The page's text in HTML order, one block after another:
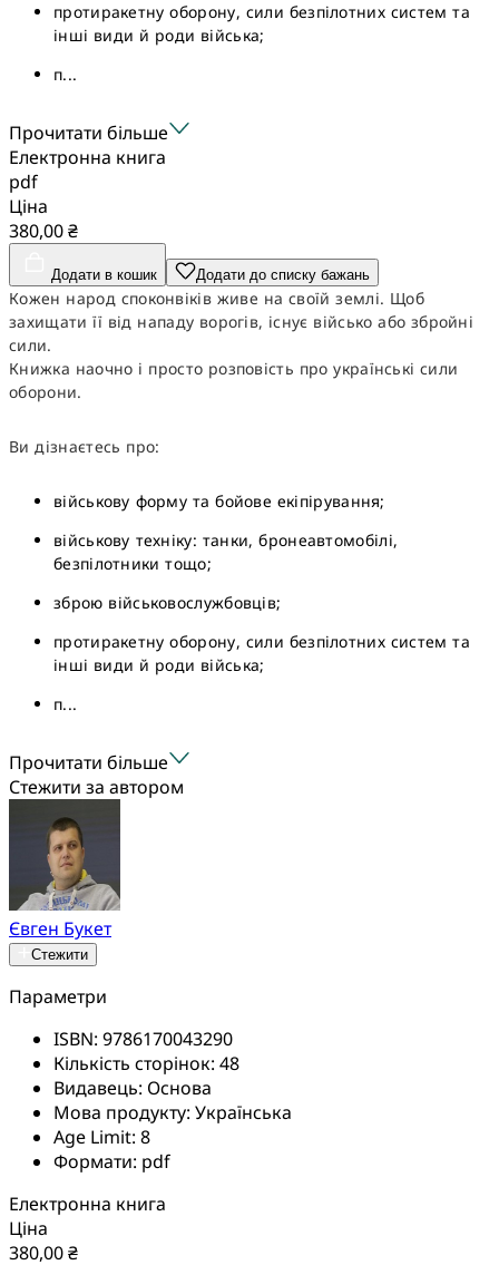
протиракетну оборону, сили безпілотних систем та
інші види й роди війська;
п...
Прочитати більше
Електронна книга
pdf
Ціна
380,00 ₴
Додати в кошик Додати до списку бажань
Кожен народ споконвіків живе на своїй землі. Щоб
захищати її від нападу ворогів, існує військо або збройні
сили.
Книжка наочно і просто розповість про українські сили
оборони.
Ви дізнаєтесь про:
військову форму та бойове екіпірування;
військову техніку: танки, бронеавтомобілі,
безпілотники тощо;
зброю військовослужбовців;
протиракетну оборону, сили безпілотних систем та
інші види й роди війська;
п...
Прочитати більше
Стежити за автором
Євген Букет
Стежити
Параметри
ISBN: 9786170043290
Кількість сторінок: 48
Видавець: Основа
Мова продукту: Українська
Age Limit: 8
Формати: pdf
Електронна книга
Ціна
380,00 ₴